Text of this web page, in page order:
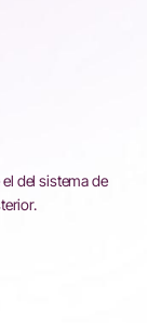
del sistema de